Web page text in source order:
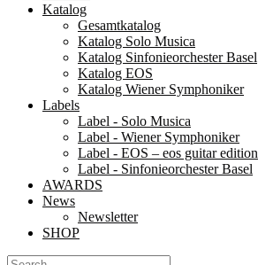
Katalog
Gesamtkatalog
Katalog Solo Musica
Katalog Sinfonieorchester Basel
Katalog EOS
Katalog Wiener Symphoniker
Labels
Label - Solo Musica
Label - Wiener Symphoniker
Label - EOS – eos guitar edition
Label - Sinfonieorchester Basel
AWARDS
News
Newsletter
SHOP